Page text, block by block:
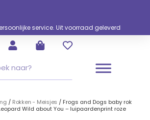
service. Uit voorraad geleverd
/ Rokken - Meisjes / Frogs and Dogs baby rok
Wild about You – luipaardenprint roze